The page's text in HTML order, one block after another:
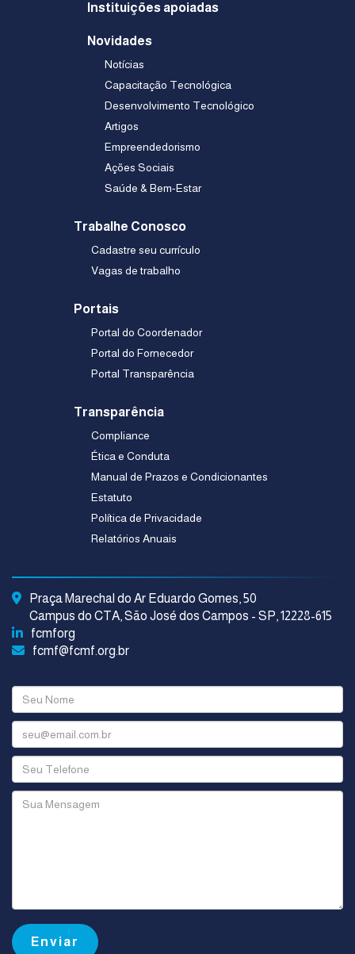
Instituições apoiadas
Novidades
Notícias
Capacitação Tecnológica
Desenvolvimento Tecnológico
Artigos
Empreendedorismo
Ações Sociais
Saúde & Bem-Estar
Trabalhe Conosco
Cadastre seu currículo
Vagas de trabalho
Portais
Portal do Coordenador
Portal do Fornecedor
Portal Transparência
Transparência
Compliance
Ética e Conduta
Manual de Prazos e Condicionantes
Estatuto
Política de Privacidade
Relatórios Anuais
Praça Marechal do Ar Eduardo Gomes, 50
Campus do CTA, São José dos Campos - SP, 12228-615
fcmforg
fcmf@fcmf.org.br